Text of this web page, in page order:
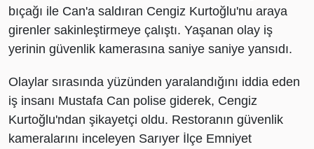
bıçağı ile Can'a saldıran Cengiz Kurtoğlu'nu araya
girenler sakinleştirmeye çalıştı. Yaşanan olay iş
yerinin güvenlik kamerasına saniye saniye yansıdı.
Olaylar sırasında yüzünden yaralandığını iddia eden
iş insanı Mustafa Can polise giderek, Cengiz
Kurtoğlu'ndan şikayetçi oldu. Restoranın güvenlik
kameralarını inceleyen Sarıyer İlçe Emniyet